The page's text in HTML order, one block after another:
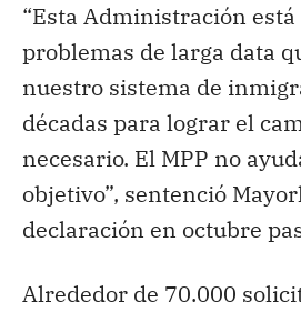
“Esta Administración
problemas de larga data
nuestro sistema de
décadas para lograr el
necesario. El MPP no
objetivo”, sentenció
declaración en octubre
Alrededor de 70.000